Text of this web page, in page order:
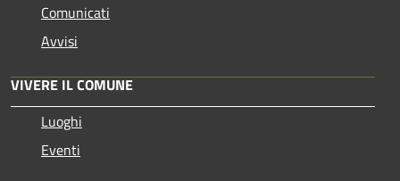
Comunicati
Avvisi
VIVERE IL COMUNE
Luoghi
Eventi